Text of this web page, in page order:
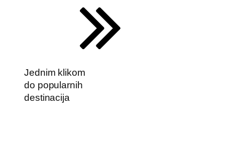
Jednim klikom
do popularnih
destinacija